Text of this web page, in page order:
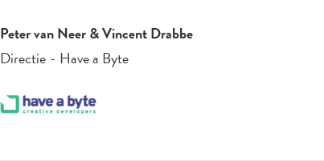
Peter van Neer & Vincent Drabbe
Directie - Have a Byte